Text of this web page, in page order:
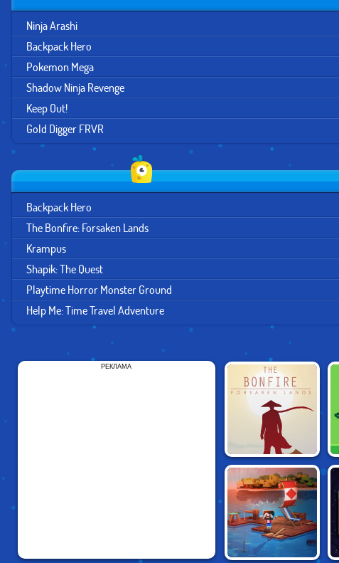
РЕКЛАМА
THE BONFIRE:
FORSAKEN LANDS
Ninja Arashi
Backpack Hero
Pokemon Mega
Shadow Ninja Revenge
Keep Out!
Gold Digger FRVR
Backpack Hero
The Bonfire: Forsaken Lands
Krampus
Shapik: The Quest
Playtime Horror Monster Ground
Help Me: Time Travel Adventure